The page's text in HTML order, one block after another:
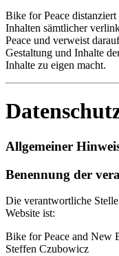
Bike for Peace
Inhalten sämtlicher
Peace und verweist
Gestaltung und Inhalte
Inhalte zu eigen macht.
Allgemeiner
Benennung der
Die verantwortliche
Website ist:
Bike for Peace and New
Steffen Czubowicz